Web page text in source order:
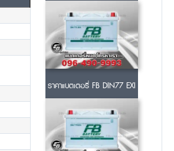
ราคาแบตเตอรี่ FB DIN77 EXI